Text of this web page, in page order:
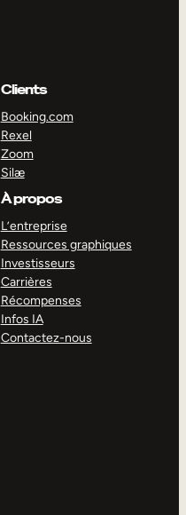
Clients
Booking.com
Rexel
Zoom
Silæ
À propos
L’entreprise
Ressources graphiques
Investisseurs
Carrières
Récompenses
Infos IA
Contactez-nous